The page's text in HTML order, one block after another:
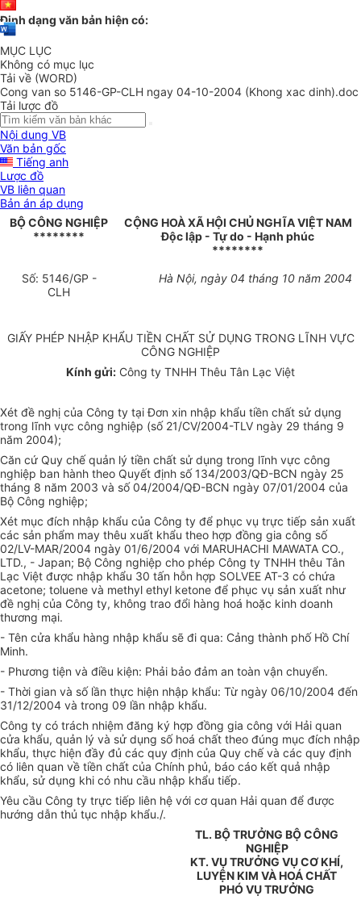
Định dạng văn bản hiện có:
MỤC LỤC
Không có mục lục
Tải về (WORD)
Cong van so 5146-GP-CLH ngay 04-10-2004 (Khong xac dinh).doc
Tải lược đồ
Nội dung VB
Văn bản gốc
Tiếng anh
Lược đồ
VB liên quan
Bản án áp dụng
BỘ CÔNG NGHIỆP
********
CỘNG HOÀ XÃ HỘI CHỦ NGHĨA VIỆT NAM
Độc lập - Tự do - Hạnh phúc
********
Số: 5146/GP -
CLH
Hà Nội, ngày 04 tháng 10 năm 2004
GIẤY PHÉP NHẬP KHẨU TIỀN CHẤT SỬ DỤNG TRONG LĨNH VỰC
CÔNG NGHIỆP
Kính gửi: Công ty TNHH Thêu Tân Lạc Việt
Xét đề nghị của Công ty tại Đơn xin nhập khẩu tiền chất sử dụng
trong lĩnh vực công nghiệp (số 21/CV/2004-TLV ngày 29 tháng 9
năm 2004);
Căn cứ Quy chế quản lý tiền chất sử dụng trong lĩnh vực công
nghiệp ban hành theo Quyết định số 134/2003/QĐ-BCN ngày 25
tháng 8 năm 2003 và số 04/2004/QĐ-BCN ngày 07/01/2004 của
Bộ Công nghiệp;
Xét mục đích nhập khẩu của Công ty để phục vụ trực tiếp sản xuất
các sản phẩm may thêu xuất khẩu theo hợp đồng gia công số
02/LV-MAR/2004 ngày 01/6/2004 với MARUHACHI MAWATA CO.,
LTD., - Japan; Bộ Công nghiệp cho phép Công ty TNHH thêu Tân
Lạc Việt được nhập khẩu 30 tấn hỗn hợp SOLVEE AT-3 có chứa
acetone; toluene và methyl ethyl ketone để phục vụ sản xuất như
đề nghị của Công ty, không trao đổi hàng hoá hoặc kinh doanh
thương mại.
- Tên cửa khẩu hàng nhập khẩu sẽ đi qua: Cảng thành phố Hồ Chí
Minh.
- Phương tiện và điều kiện: Phải bảo đảm an toàn vận chuyển.
- Thời gian và số lần thực hiện nhập khẩu: Từ ngày 06/10/2004 đến
31/12/2004 và trong 09 lần nhập khẩu.
Công ty có trách nhiệm đăng ký hợp đồng gia công với Hải quan
cửa khẩu, quản lý và sử dụng số hoá chất theo đúng mục đích nhập
khẩu, thực hiện đầy đủ các quy định của Quy chế và các quy định
có liên quan về tiền chất của Chính phủ, báo cáo kết quả nhập
khẩu, sử dụng khi có nhu cầu nhập khẩu tiếp.
Yêu cầu Công ty trực tiếp liên hệ với cơ quan Hải quan để được
hướng dẫn thủ tục nhập khẩu./.
TL. BỘ TRƯỞNG BỘ CÔNG
NGHIỆP
KT. VỤ TRƯỞNG VỤ CƠ KHÍ,
LUYỆN KIM VÀ HOÁ CHẤT
PHÓ VỤ TRƯỞNG